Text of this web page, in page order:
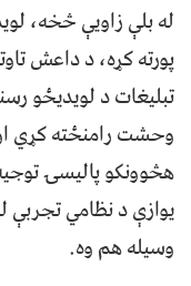
له بلې زاویې څخه،
پورته کړه، د داعش
تبلیغات د لویدیځو
وحشت رامنځته کړي
هڅوونکو پالیسۍ
یوازې د نظامي تجربې
وسیله هم وه.